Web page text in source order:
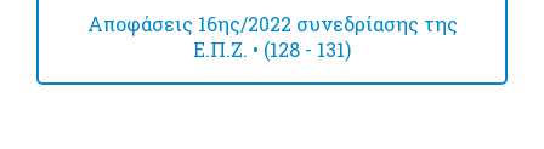
Αποφάσεις 16ης/2022 συνεδρίασης της
Ε.Π.Ζ. • (128 - 131)